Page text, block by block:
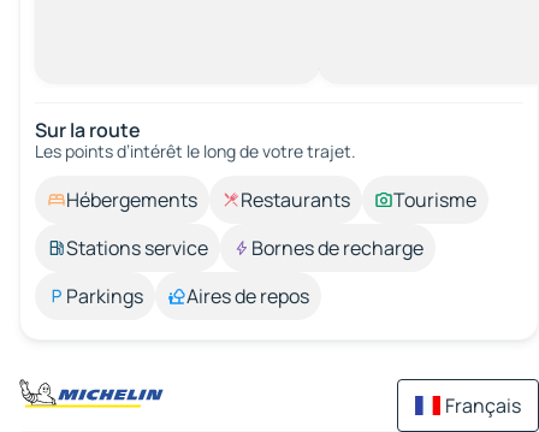
Sur la route
Les points d’intérêt le long de votre trajet.
Hébergements Restaurants
Tourisme
Stations service
Bornes de recharge
Parkings
Aires de repos
Français